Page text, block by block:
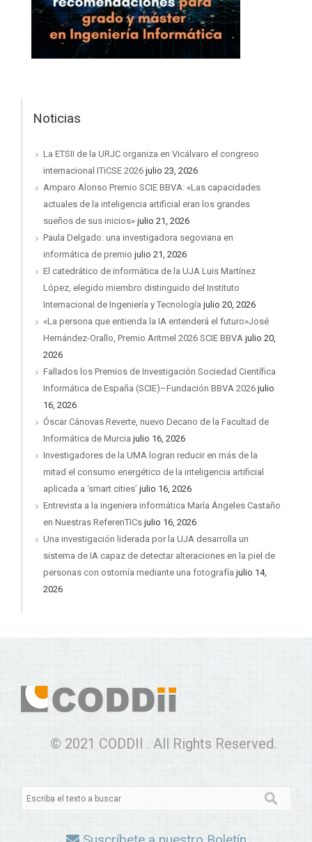
Noticias
La ETSII de la URJC organiza en Vicálvaro el congreso
internacional ITiCSE 2026 julio 23, 2026
Amparo Alonso Premio SCIE BBVA: «Las capacidades
actuales de la inteligencia artificial eran los grandes
sueños de sus inicios» julio 21, 2026
Paula Delgado: una investigadora segoviana en
informática de premio julio 21, 2026
El catedrático de informática de la UJA Luis Martínez
López, elegido miembro distinguido del Instituto
Internacional de Ingeniería y Tecnología julio 20, 2026
«La persona que entienda la IA entenderá el futuro»José
Hernández-Orallo, Premio Aritmel 2026 SCIE BBVA julio 20,
2026
Fallados los Premios de Investigación Sociedad Científica
Informática de España (SCIE)–Fundación BBVA 2026 julio
16, 2026
Óscar Cánovas Reverte, nuevo Decano de la Facultad de
Informática de Murcia julio 16, 2026
Investigadores de la UMA logran reducir en más de la
mitad el consumo energético de la inteligencia artificial
aplicada a ‘smart cities’ julio 16, 2026
Entrevista a la ingeniera informática María Ángeles Castaño
en Nuestras ReferenTICs julio 16, 2026
Una investigación liderada por la UJA desarrolla un
sistema de IA capaz de detectar alteraciones en la piel de
personas con ostomía mediante una fotografía julio 14,
2026
© 2021 CODDII . All Rights Reserved.